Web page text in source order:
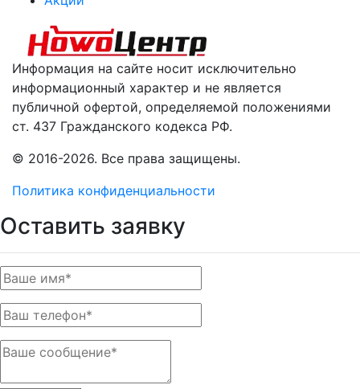
Информация на сайте носит исключительно
информационный характер и не является
публичной офертой, определяемой положениями
ст. 437 Гражданского кодекса РФ.
© 2016-2026. Все права защищены.
Политика конфиденциальности
Оставить заявку